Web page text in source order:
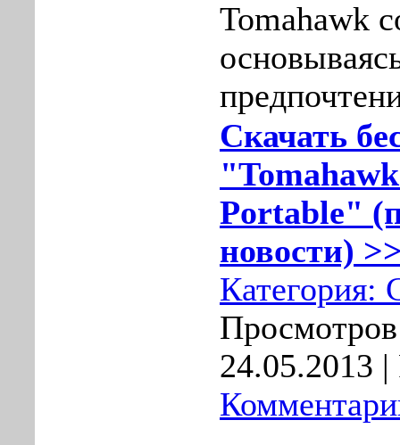
Tomahawk
Скачать
Portable"
новости)
Категория:
24.05.2013 |